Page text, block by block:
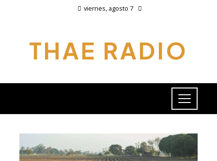
viernes, agosto 7
THAE RADIO